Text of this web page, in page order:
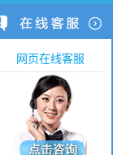
网页在线客服